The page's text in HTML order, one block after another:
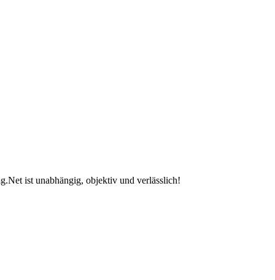
ist unabhängig, objektiv und verlässlich!